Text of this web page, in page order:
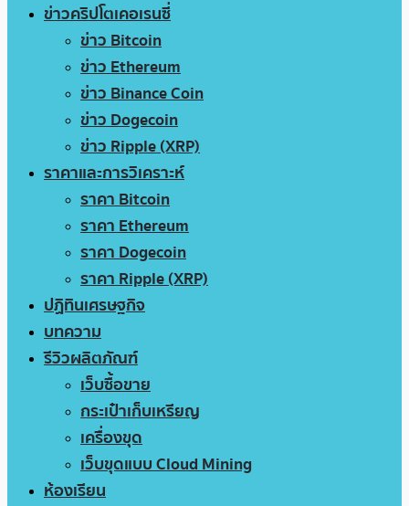
ข่าวคริปโตเคอเรนซี่
ข่าว Bitcoin
ข่าว Ethereum
ข่าว Binance Coin
ข่าว Dogecoin
ข่าว Ripple (XRP)
ราคาและการวิเคราะห์
ราคา Bitcoin
ราคา Ethereum
ราคา Dogecoin
ราคา Ripple (XRP)
ปฏิทินเศรษฐกิจ
บทความ
รีวิวผลิตภัณฑ์
เว็บซื้อขาย
กระเป๋าเก็บเหรียญ
เครื่องขุด
เว็บขุดแบบ Cloud Mining
ห้องเรียน